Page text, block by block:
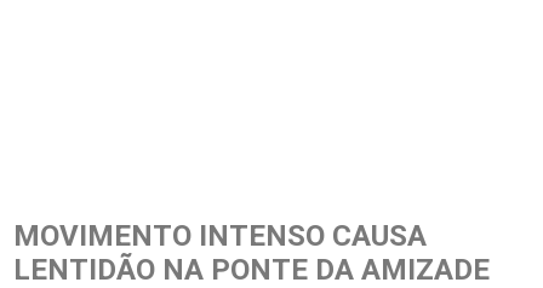
MOVIMENTO INTENSO CAUSA
LENTIDÃO NA PONTE DA AMIZADE